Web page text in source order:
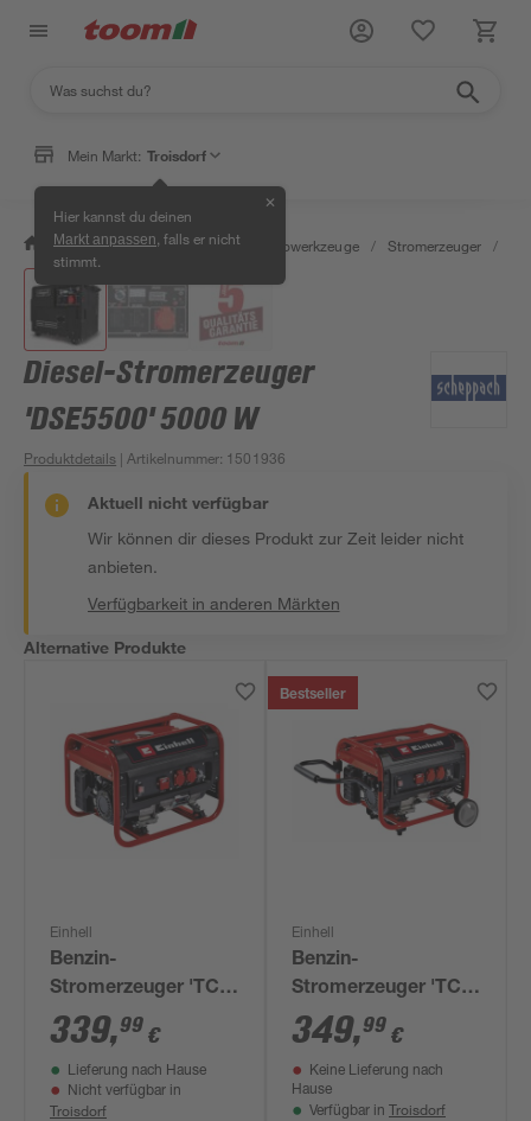
Mein Markt: Troisdorf
Hier kannst du deinen
Markt anpassen , falls er nicht
stimmt.
✕
/ Werkstatt & Maschinen / Elektrowerkzeuge / Stromerzeuger /
Diesel-Stromerzeuger
'DSE5500' 5000 W
Produktdetails | Artikelnummer: 1501936
Aktuell nicht verfügbar
Wir können dir dieses Produkt zur Zeit leider nicht
anbieten.
Verfügbarkeit in anderen Märkten
Alternative Produkte
Einhell
Benzin-
Stromerzeuger 'TC-
PG 25/1/E5' 2100 W
339,99 €
Lieferung nach Hause
Nicht verfügbar in
Troisdorf
Bestseller
Einhell
Benzin-
Stromerzeuger 'TC-
PG 35/E5'
349,99 €
Keine Lieferung nach
Hause
Verfügbar in Troisdorf